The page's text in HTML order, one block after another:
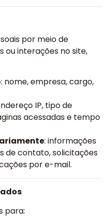
por meio de
ou interações no site,
: nome, empresa, cargo,
IP, tipo de
acessadas e tempo
: informações
de contato, solicitações
por e-mail.
para: